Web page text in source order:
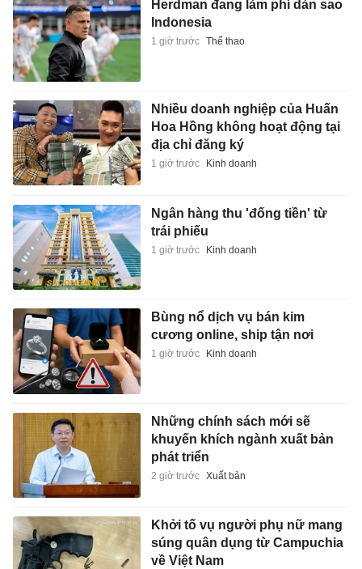
Herdman đang làm phí dàn sao
Indonesia
1 giờ trước Thể thao
Nhiều doanh nghiệp của Huấn
Hoa Hồng không hoạt động tại
địa chỉ đăng ký
1 giờ trước Kinh doanh
Ngân hàng thu 'đống tiền' từ
trái phiếu
1 giờ trước Kinh doanh
Bùng nổ dịch vụ bán kim
cương online, ship tận nơi
1 giờ trước Kinh doanh
Những chính sách mới sẽ
khuyến khích ngành xuất bản
phát triển
2 giờ trước Xuất bản
Khởi tố vụ người phụ nữ mang
súng quân dụng từ Campuchia
về Việt Nam